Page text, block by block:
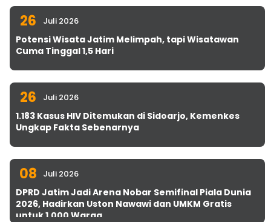
26 Juli 2026
Potensi Wisata Jatim Melimpah, tapi Wisatawan
Cuma Tinggal 1,5 Hari
26 Juli 2026
1.183 Kasus HIV Ditemukan di Sidoarjo, Kemenkes
Ungkap Fakta Sebenarnya
08 Juli 2026
DPRD Jatim Jadi Arena Nobar Semifinal Piala Dunia
2026, Hadirkan Uston Nawawi dan UMKM Gratis
untuk 1.000 Warga